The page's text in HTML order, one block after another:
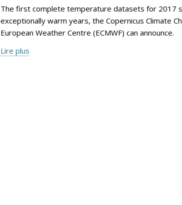
The first complete temperature datasets for 2017
exceptionally warm years, the Copernicus Climate
European Weather Centre (ECMWF) can announce.
Lire plus